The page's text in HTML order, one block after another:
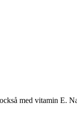
med vitamin E.